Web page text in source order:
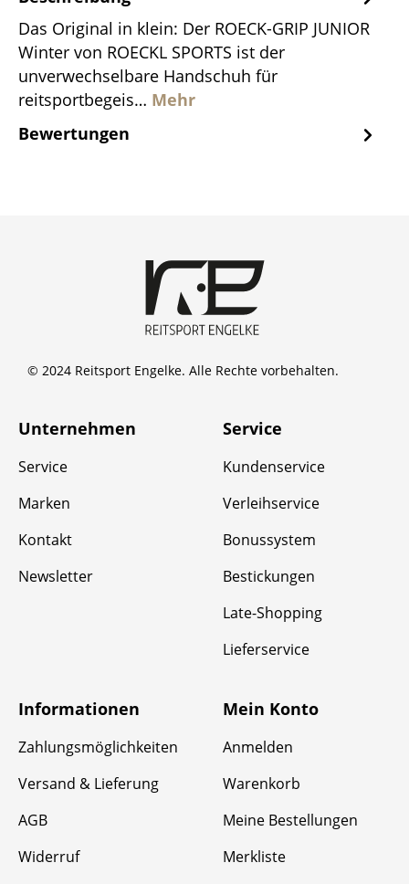
Das Original in klein: Der ROECK-GRIP JUNIOR
Winter von ROECKL SPORTS ist der
unverwechselbare Handschuh für
reitsportbegeis… Mehr
Bewertungen
© 2024 Reitsport Engelke. Alle Rechte vorbehalten.
Unternehmen
Service
Marken
Kontakt
Newsletter
Service
Kundenservice
Verleihservice
Bonussystem
Bestickungen
Late-Shopping
Lieferservice
Informationen
Zahlungsmöglichkeiten
Versand & Lieferung
AGB
Widerruf
Mein Konto
Anmelden
Warenkorb
Meine Bestellungen
Merkliste